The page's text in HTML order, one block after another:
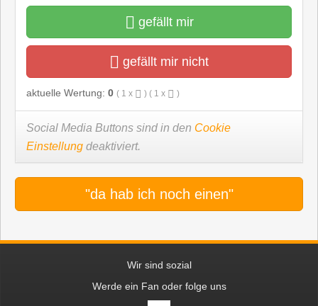
gefällt mir
gefällt mir nicht
aktuelle Wertung: 0 ( 1 x ) ( 1 x )
Social Media Buttons sind in den Cookie
Einstellung deaktiviert.
"da hab ich noch einen"
Wir sind sozial
Werde ein Fan oder folge uns